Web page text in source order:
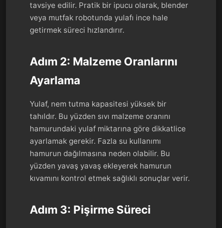
tavsiye edilir. Pratik bir ipucu olarak, blender
veya mutfak robotunda yulafı ince hale
getirmek süreci hızlandırır.
Adım 2: Malzeme Oranlarını
Ayarlama
Yulaf, nem tutma kapasitesi yüksek bir
tahıldır. Bu yüzden sıvı malzeme oranını
hamurundaki yulaf miktarına göre dikkatlice
ayarlamak gerekir. Fazla su kullanımı
hamurun dağılmasına neden olabilir. Bu
yüzden yavaş yavaş ekleyerek hamurun
kıvamını kontrol etmek sağlıklı sonuçlar verir.
Adım 3: Pişirme Süreci